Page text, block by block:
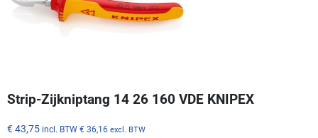
Strip-Zijkniptang 14 26 160 VDE KNIPEX
€ 43,75 incl. BTW € 36,16 excl. BTW